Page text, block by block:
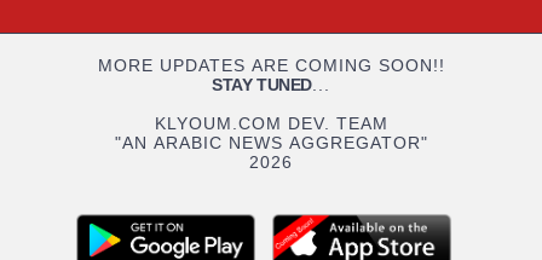
MORE UPDATES ARE COMING SOON!!
STAY TUNED...
KLYOUM.COM DEV. TEAM
"AN ARABIC NEWS AGGREGATOR"
2026